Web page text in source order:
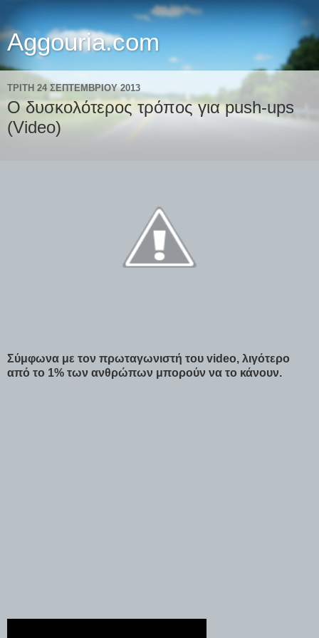
Aggouria.com
ΤΡΊΤΗ 24 ΣΕΠΤΕΜΒΡΊΟΥ 2013
Ο δυσκολότερος τρόπος για push-ups
(Video)
Σύμφωνα με τον πρωταγωνιστή του video, λιγότερο
από το 1% των ανθρώπων μπορούν να το κάνουν.